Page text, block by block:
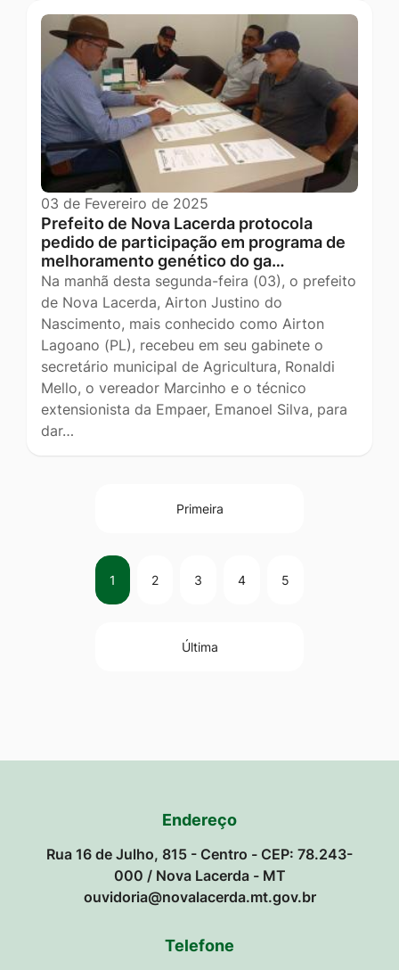
03 de Fevereiro de 2025
Prefeito de Nova Lacerda protocola
pedido de participação em programa de
melhoramento genético do ga…
Na manhã desta segunda-feira (03), o prefeito
de Nova Lacerda, Airton Justino do
Nascimento, mais conhecido como Airton
Lagoano (PL), recebeu em seu gabinete o
secretário municipal de Agricultura, Ronaldi
Mello, o vereador Marcinho e o técnico
extensionista da Empaer, Emanoel Silva, para
dar…
Primeira
1 2 3 4 5
Última
Endereço
Rua 16 de Julho, 815 - Centro - CEP: 78.243-
000 / Nova Lacerda - MT
ouvidoria@novalacerda.mt.gov.br
Telefone